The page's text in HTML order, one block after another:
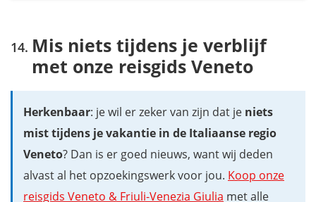
Mis niets tijdens je verblijf
met onze reisgids Veneto
Herkenbaar: je wil er zeker van zijn dat je niets
mist tijdens je vakantie in de Italiaanse regio
Veneto? Dan is er goed nieuws, want wij deden
alvast al het opzoekingswerk voor jou. Koop onze
reisgids Veneto & Friuli-Venezia Giulia met alle